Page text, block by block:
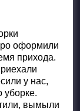
оформили
прихода.
у нас,
уборке.
вымыли